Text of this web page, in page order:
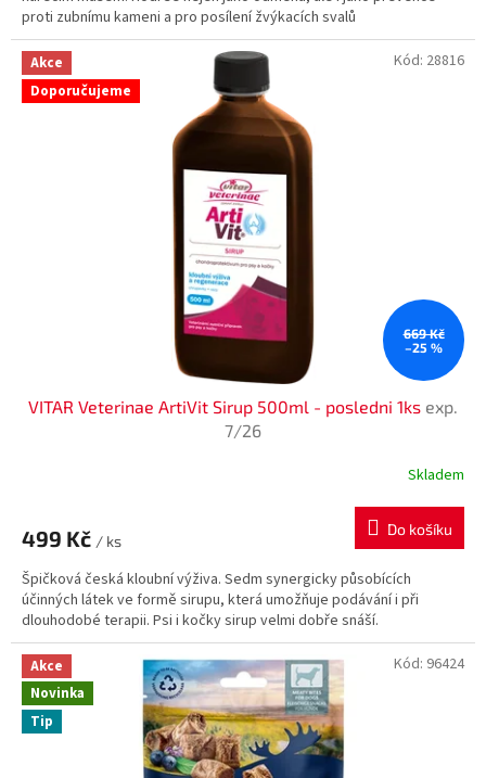
proti zubnímu kameni a pro posílení žvýkacích svalů
Akce
Doporučujeme
669 Kč
–25 %
VITAR Veterinae ArtiVit Sirup 500ml - posledni 1ks exp.
7/26
Skladem
499 Kč / ks
Do košíku
Špičková česká kloubní výživa. Sedm synergicky působících
účinných látek ve formě sirupu, která umožňuje podávání i při
dlouhodobé terapii. Psi i kočky sirup velmi dobře snáší.
Kód: 28816
Akce
Novinka
Tip
Kód: 96424